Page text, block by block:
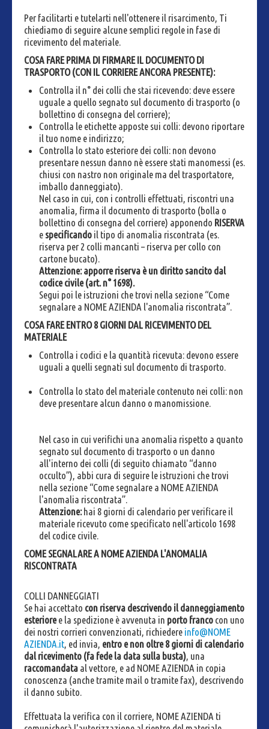
Per facilitarti e tutelarti nell'ottenere il risarcimento, Ti
chiediamo di seguire alcune semplici regole in fase di
ricevimento del materiale.
COSA FARE PRIMA DI FIRMARE IL DOCUMENTO DI
TRASPORTO (CON IL CORRIERE ANCORA PRESENTE):
Controlla il n° dei colli che stai ricevendo: deve essere
uguale a quello segnato sul documento di trasporto (o
bollettino di consegna del corriere);
Controlla le etichette apposte sui colli: devono riportare
il tuo nome e indirizzo;
Controlla lo stato esteriore dei colli: non devono
presentare nessun danno nè essere stati manomessi (es.
chiusi con nastro non originale ma del trasportatore,
imballo danneggiato).
Nel caso in cui, con i controlli effettuati, riscontri una
anomalia, firma il documento di trasporto (bolla o
bollettino di consegna del corriere) apponendo RISERVA
e specificando il tipo di anomalia riscontrata (es.
riserva per 2 colli mancanti – riserva per collo con
cartone bucato).
Attenzione: apporre riserva è un diritto sancito dal
codice civile (art. n° 1698).
Segui poi le istruzioni che trovi nella sezione “Come
segnalare a NOME AZIENDA l'anomalia riscontrata”.
COSA FARE ENTRO 8 GIORNI DAL RICEVIMENTO DEL
MATERIALE
Controlla i codici e la quantità ricevuta: devono essere
uguali a quelli segnati sul documento di trasporto.
Controlla lo stato del materiale contenuto nei colli: non
deve presentare alcun danno o manomissione.
Nel caso in cui verifichi una anomalia rispetto a quanto
segnato sul documento di trasporto o un danno
all'interno dei colli (di seguito chiamato “danno
occulto”), abbi cura di seguire le istruzioni che trovi
nella sezione “Come segnalare a NOME AZIENDA
l'anomalia riscontrata”.
Attenzione:hai 8 giorni di calendario per verificare il
materiale ricevuto come specificato nell'articolo 1698
del codice civile.
COME SEGNALARE A NOME AZIENDA L'ANOMALIA
RISCONTRATA
COLLI DANNEGGIATI
Se hai accettato con riserva descrivendo il danneggiamento
esterioree la spedizione è avvenuta in porto franco con uno
dei nostri corrieri convenzionati, richiedere info@NOME
AZIENDA.it, ed invia, entro e non oltre 8 giorni di calendario
dal ricevimento (fa fede la data sulla busta), una
raccomandata al vettore, e ad NOME AZIENDA in copia
conoscenza (anche tramite mail o tramite fax), descrivendo
il danno subito.
Effettuata la verifica con il corriere, NOME AZIENDA ti